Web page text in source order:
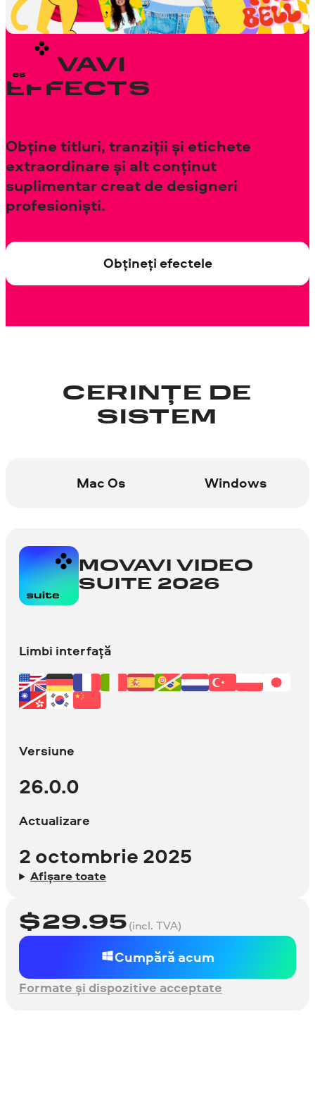
MOVAVI
EFFECTS
Obține titluri, tranziții și etichete
extraordinare și alt conținut
suplimentar creat de designeri
profesioniști.
Obțineți efectele
CERINȚE DE
SISTEM
Mac Os Windows
MOVAVI VIDEO
SUITE 2026
Limbi interfață
Versiune
26.0.0
Actualizare
2 octombrie 2025
Afișare toate
Cumpără acum
$29.95(incl. TVA)
Formate și dispozitive acceptate